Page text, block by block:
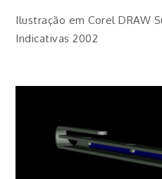
Ilustração em Corel DRAW
Indicativas 2002